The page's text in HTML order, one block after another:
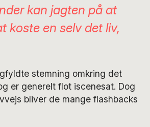
kan jagten på at
koste en selv det liv,
stemning omkring det
er generelt flot iscenesat. Dog
bliver de mange flashbacks